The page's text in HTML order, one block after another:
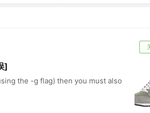
]
the -g flag) then you must also